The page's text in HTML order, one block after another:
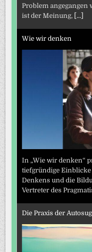
Problem angegangen
ist der Meinung,
[...]
Wie wir denken
In „Wie wir denken“
tiefgründige
Denkens und die
Vertreter des
Die Praxis der